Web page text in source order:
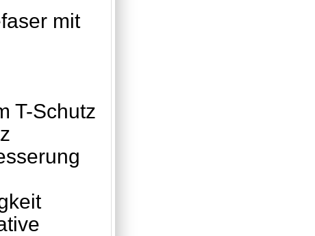
mit
T-Schutz